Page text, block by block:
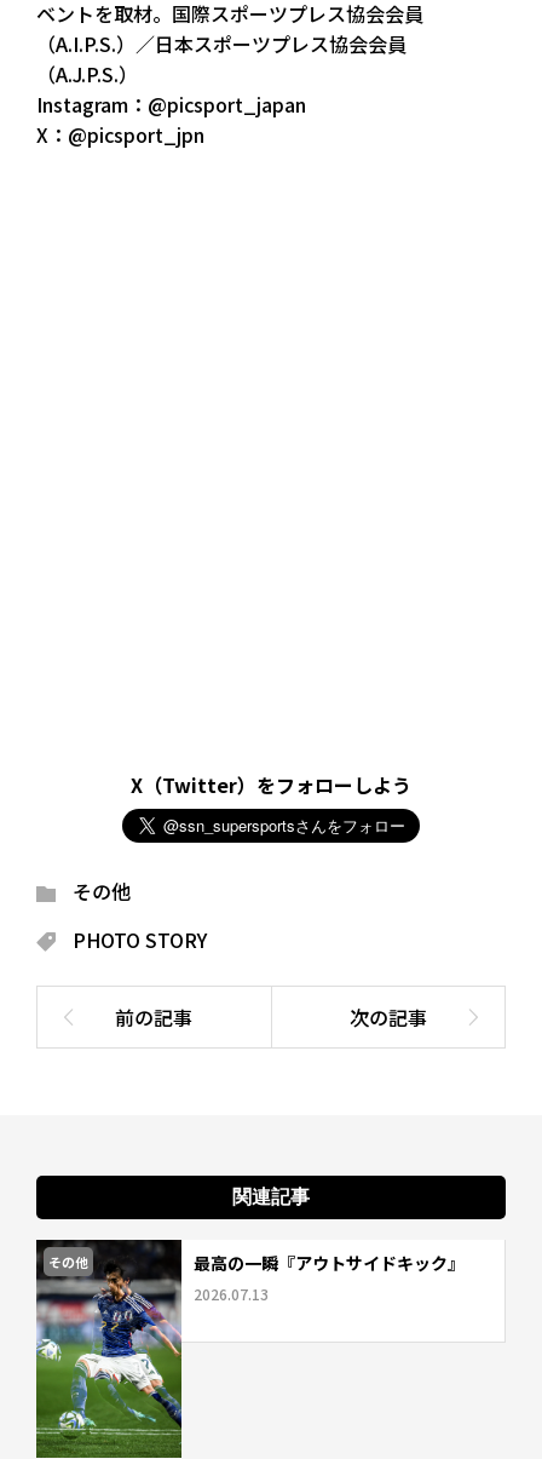
ベントを取材。国際スポーツプレス協会会員
（A.I.P.S.）／日本スポーツプレス協会会員
（A.J.P.S.）
Instagram：@picsport_japan
X：@picsport_jpn
X（Twitter）をフォローしよう
その他
PHOTO STORY
関連記事
その他 最高の一瞬『アウトサイドキック』
2026.07.13